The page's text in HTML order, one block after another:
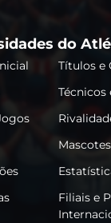
do
Títulos e
Técnicos
Filiais e